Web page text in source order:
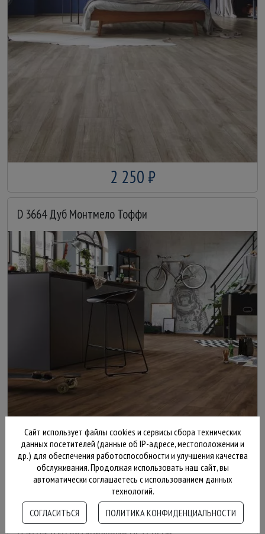
2 250 ₽
D 3664 Дуб Монтмело Тоффи
2 250 ₽
Сайт использует файлы cookies и сервисы сбора технических
данных посетителей (данные об IP-адресе, местоположении и
др.) для обеспечения работоспособности и улучшения качества
обслуживания. Продолжая использовать наш сайт, вы
автоматически соглашаетесь с использованием данных
технологий.
СОГЛАСИТЬСЯ
ПОЛИТИКА КОНФИДЕНЦИАЛЬНОСТИ